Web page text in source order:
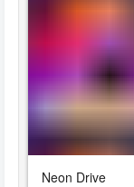
Neon Drive